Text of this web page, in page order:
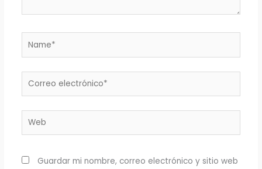
Name*
Correo
Web
Guardar mi nombre, correo electrónico y sitio web